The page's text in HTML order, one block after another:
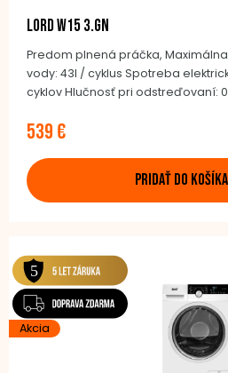
LORD W15 3.GN
Predom plnená práčka, Maximálna náplň: 6 kg Spotreba
vody: 43l / cyklus Spotreba
cyklov Hlučnosť pri odstreďovaní:
cm (vrátane dvierok: 43 cm)
539 €
PRIDAŤ DO KOŠÍKA
Akcia